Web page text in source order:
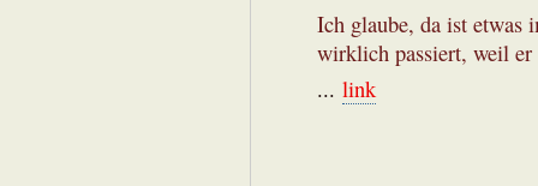
Ich glaube, da ist etwas
wirklich passiert, weil er
... link